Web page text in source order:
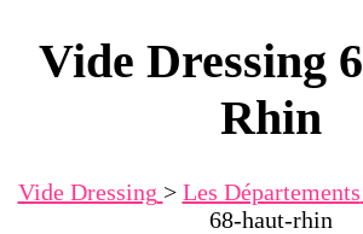
Vide Dressing
Rhin
Vide Dressing > Les Départements
68-haut-rhin